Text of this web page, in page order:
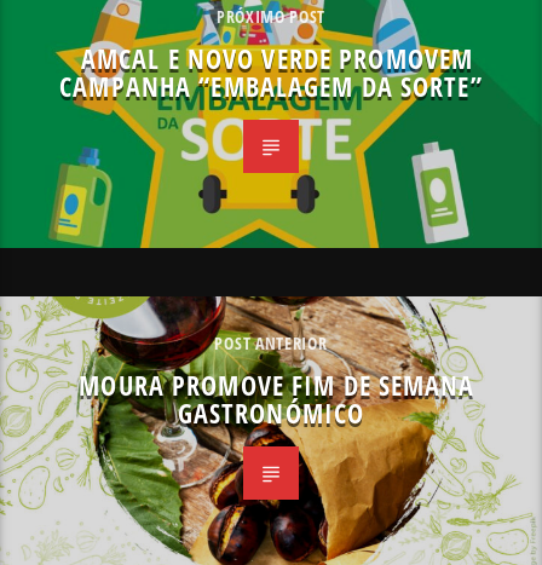
PRÓXIMO POST
AMCAL E NOVO VERDE PROMOVEM
CAMPANHA “EMBALAGEM DA SORTE”
POST ANTERIOR
MOURA PROMOVE FIM DE SEMANA
GASTRONÓMICO